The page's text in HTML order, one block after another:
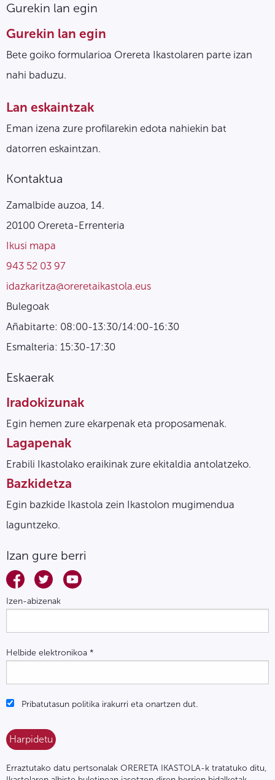
Gurekin lan egin
Gurekin lan egin
Bete goiko formularioa Orereta Ikastolaren parte izan
nahi baduzu.
Lan eskaintzak
Eman izena zure profilarekin edota nahiekin bat
datorren eskaintzan.
Kontaktua
Zamalbide auzoa, 14.
20100 Orereta-Errenteria
Ikusi mapa
943 52 03 97
idazkaritza@oreretaikastola.eus
Bulegoak
Añabitarte: 08:00-13:30/14:00-16:30
Esmalteria: 15:30-17:30
Eskaerak
Iradokizunak
Egin hemen zure ekarpenak eta proposamenak.
Lagapenak
Erabili Ikastolako eraikinak zure ekitaldia antolatzeko.
Bazkidetza
Egin bazkide Ikastola zein Ikastolon mugimendua
laguntzeko.
Izan gure berri
Izen-abizenak
Helbide elektronikoa *
Pribatutasun politika irakurri eta onartzen dut.
Erraztutako datu pertsonalak ORERETA IKASTOLA-k tratatuko ditu,